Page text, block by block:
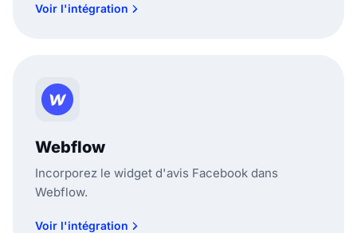
Voir l'intégration
Webflow
Incorporez le widget d'avis Facebook dans
Webflow.
Voir l'intégration